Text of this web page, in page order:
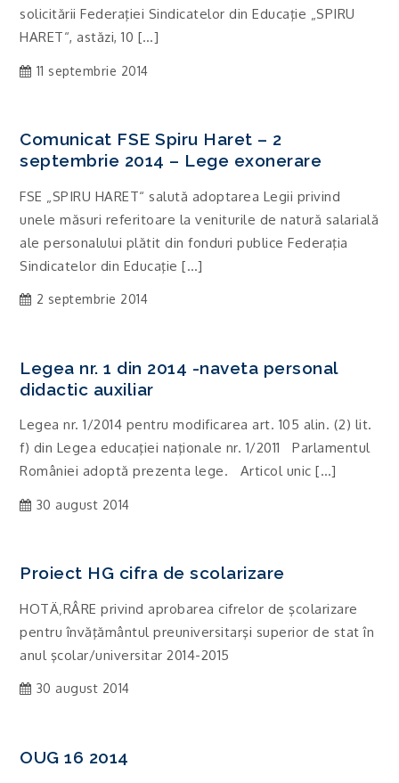
solicitării Federaţiei Sindicatelor din Educaţie „SPIRU
HARET“, astăzi, 10 […]
11 septembrie 2014
Comunicat FSE Spiru Haret – 2
septembrie 2014 – Lege exonerare
FSE „SPIRU HARET“ salută adoptarea Legii privind
unele măsuri referitoare la veniturile de natură salarială
ale personalului plătit din fonduri publice Federaţia
Sindicatelor din Educaţie […]
2 septembrie 2014
Legea nr. 1 din 2014 -naveta personal
didactic auxiliar
Legea nr. 1/2014 pentru modificarea art. 105 alin. (2) lit.
f) din Legea educaţiei naţionale nr. 1/2011 Parlamentul
României adoptă prezenta lege. Articol unic […]
30 august 2014
Proiect HG cifra de scolarizare
HOTÄ‚RÂRE privind aprobarea cifrelor de şcolarizare
pentru învăţământul preuniversitarşi superior de stat în
anul şcolar/universitar 2014-2015
30 august 2014
OUG 16 2014